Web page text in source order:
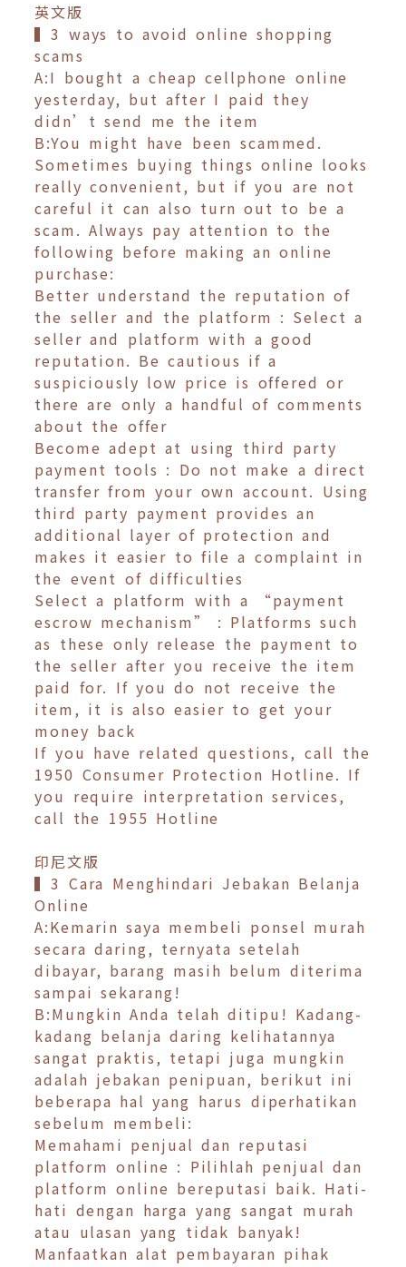
英文版
▍3 ways to avoid online shopping
scams
A:I bought a cheap cellphone online
yesterday, but after I paid they
didn’t send me the item
B:You might have been scammed.
Sometimes buying things online looks
really convenient, but if you are not
careful it can also turn out to be a
scam. Always pay attention to the
following before making an online
purchase:
Better understand the reputation of
the seller and the platform : Select a
seller and platform with a good
reputation. Be cautious if a
suspiciously low price is offered or
there are only a handful of comments
about the offer
Become adept at using third party
payment tools : Do not make a direct
transfer from your own account. Using
third party payment provides an
additional layer of protection and
makes it easier to file a complaint in
the event of difficulties
Select a platform with a “payment
escrow mechanism” : Platforms such
as these only release the payment to
the seller after you receive the item
paid for. If you do not receive the
item, it is also easier to get your
money back
If you have related questions, call the
1950 Consumer Protection Hotline. If
you require interpretation services,
call the 1955 Hotline
印尼文版
▍3 Cara Menghindari Jebakan Belanja
Online
A:Kemarin saya membeli ponsel murah
secara daring, ternyata setelah
dibayar, barang masih belum diterima
sampai sekarang!
B:Mungkin Anda telah ditipu! Kadang-
kadang belanja daring kelihatannya
sangat praktis, tetapi juga mungkin
adalah jebakan penipuan, berikut ini
beberapa hal yang harus diperhatikan
sebelum membeli:
Memahami penjual dan reputasi
platform online : Pilihlah penjual dan
platform online bereputasi baik. Hati-
hati dengan harga yang sangat murah
atau ulasan yang tidak banyak!
Manfaatkan alat pembayaran pihak